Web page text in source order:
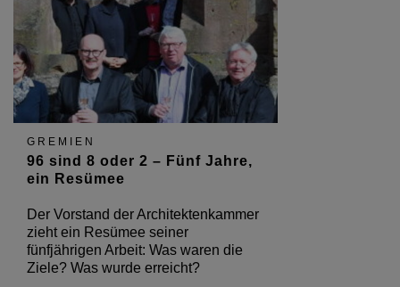
GREMIEN
96 sind 8 oder 2 – Fünf Jahre,
ein Resümee
Der Vorstand der Architektenkammer
zieht ein Resümee seiner
fünfjährigen Arbeit: Was waren die
Ziele? Was wurde erreicht?